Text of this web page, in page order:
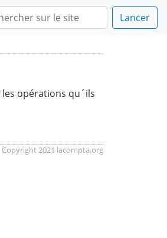
Lancer
opérations qu´ils
Copyright 2021 lacompta.org